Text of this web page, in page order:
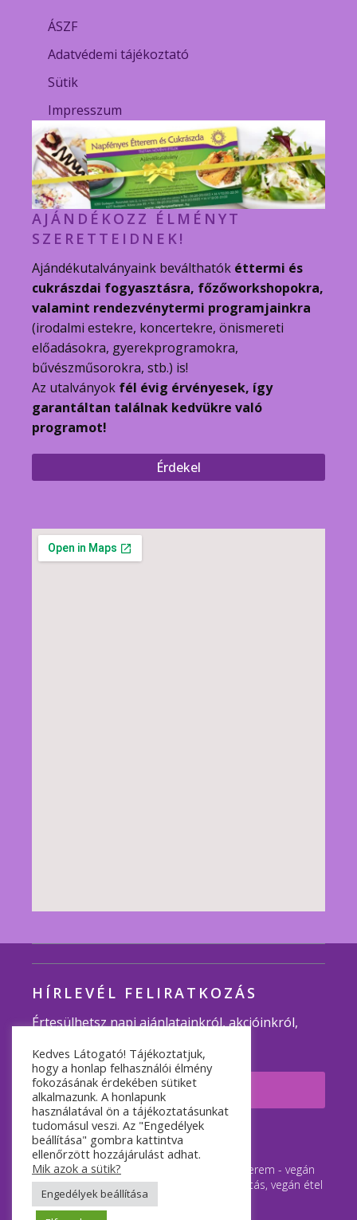
ÁSZF
Adatvédemi tájékoztató
Sütik
Impresszum
AJÁNDÉKOZZ ÉLMÉNYT
SZERETTEIDNEK!
Ajándékutalványaink beválthatók éttermi és
cukrászdai fogyasztásra, főzőworkshopokra,
valamint rendezvénytermi programjainkra
(irodalmi estekre, koncertekre, önismereti
előadásokra, gyerekprogramokra,
bűvészműsorokra, stb.) is!
Az utalványok fél évig érvényesek, így
garantáltan találnak kedvükre való
programot!
Érdekel
HÍRLEVÉL FELIRATKOZÁS
Értesülhetsz napi ajánlatainkról, akcióinkról,
Feliratkozom
© 2007-2026 Minden jog fenntartva.
Napfényes Vegán Étterem és Rendezvényterem - vegán
étterem Budapest, vegán étel házhozszállítás, vegán étel
rendelés.
Kedves Látogató! Tájékoztatjuk,
hogy a honlap felhasználói élmény
fokozásának érdekében sütiket
alkalmazunk. A honlapunk
használatával ön a tájékoztatásunkat
tudomásul veszi. Az "Engedélyek
beállítása" gombra kattintva
ellenőrzött hozzájárulást adhat.
Mik azok a sütik?
Engedélyek beállítása